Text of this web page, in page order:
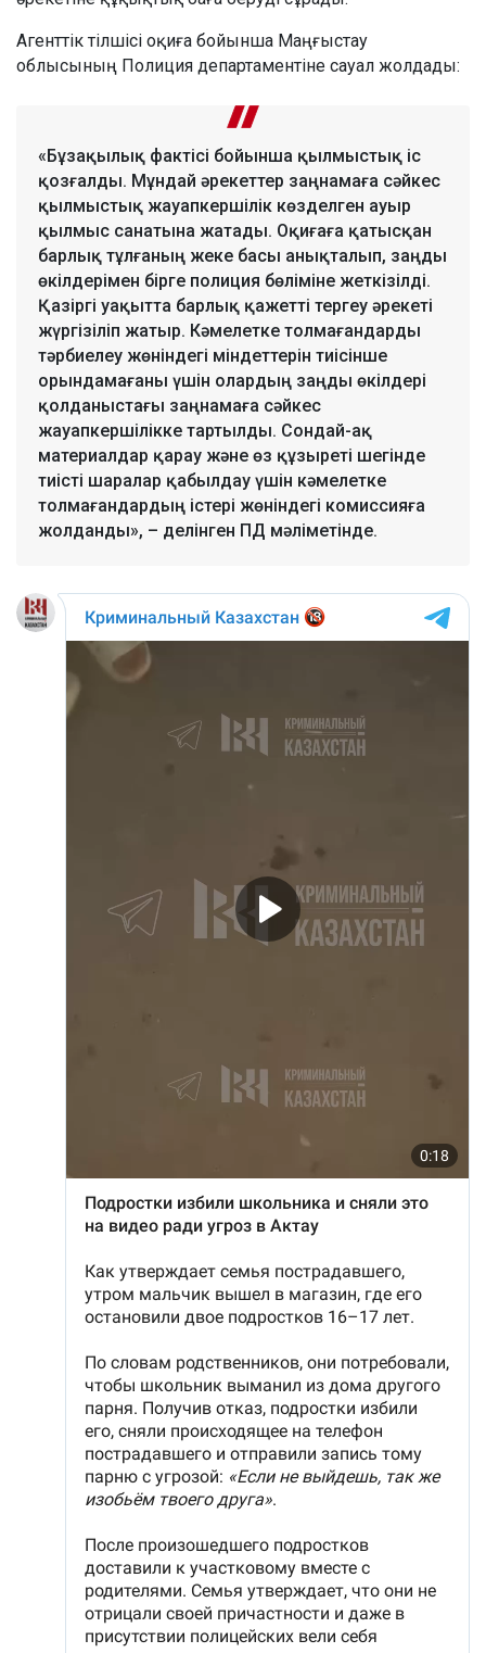
Агенттік тілшісі оқиға бойынша Маңғыстау
облысының Полиция департаментіне сауал жолдады:
«Бұзақылық фактісі бойынша қылмыстық іс
қозғалды. Мұндай әрекеттер заңнамаға сәйкес
қылмыстық жауапкершілік көзделген ауыр
қылмыс санатына жатады. Оқиғаға қатысқан
барлық тұлғаның жеке басы анықталып, заңды
өкілдерімен бірге полиция бөліміне жеткізілді.
Қазіргі уақытта барлық қажетті тергеу әрекеті
жүргізіліп жатыр. Кәмелетке толмағандарды
тәрбиелеу жөніндегі міндеттерін тиісінше
орындамағаны үшін олардың заңды өкілдері
қолданыстағы заңнамаға сәйкес
жауапкершілікке тартылды. Сондай-ақ
материалдар қарау және өз құзыреті шегінде
тиісті шаралар қабылдау үшін кәмелетке
толмағандардың істері жөніндегі комиссияға
жолданды», – делінген ПД мәліметінде.